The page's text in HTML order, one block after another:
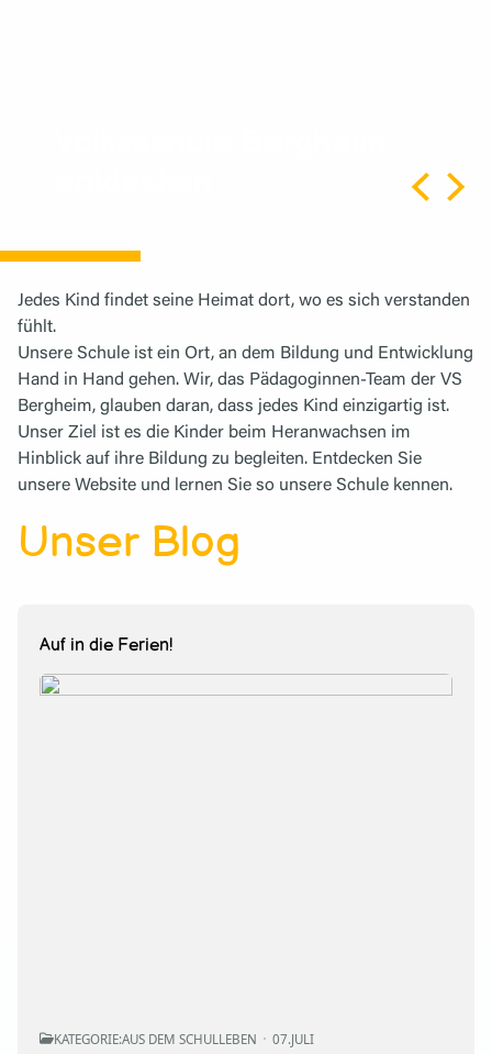
Jedes Kind findet seine Heimat dort, wo es sich verstanden
fühlt.
Unsere Schule ist ein Ort, an dem Bildung und Entwicklung
Hand in Hand gehen. Wir, das Pädagoginnen-Team der VS
Bergheim, glauben daran, dass jedes Kind einzigartig ist.
Unser Ziel ist es die Kinder beim Heranwachsen im
Hinblick auf ihre Bildung zu begleiten. Entdecken Sie
unsere Website und lernen Sie so unsere Schule kennen.
Unser Blog
Auf in die Ferien!
KATEGORIE:AUS DEM SCHULLEBEN 07.JULI